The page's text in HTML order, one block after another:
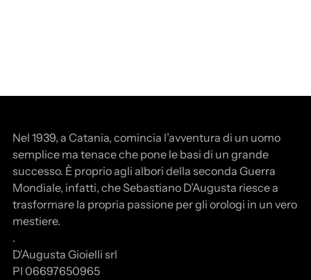
Nel 1939, a Catania, comincia l’avventura di un uomo
semplice ma tenace che pone le basi di un grande
successo. È proprio agli albori della seconda Guerra
Mondiale, infatti, che Sebastiano D’Augusta riesce a
trasformare la propria passione per gli orologi in un vero
mestiere.
.
D'Augusta Gioielli srl
PI 06697650965